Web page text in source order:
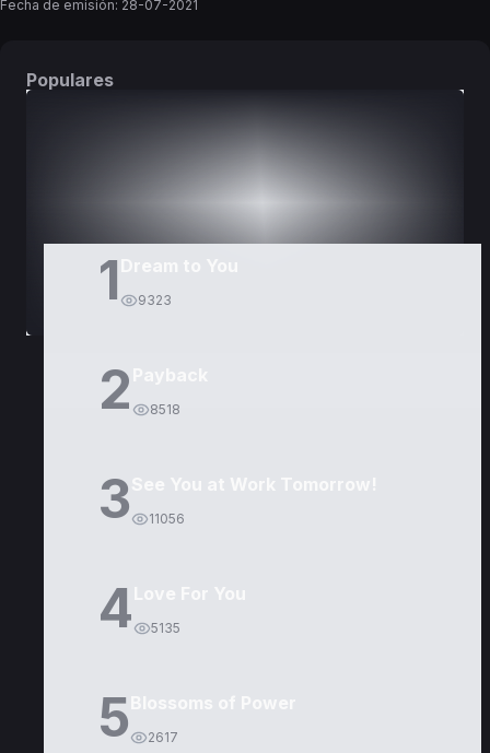
Fecha de emisión: 28-07-2021
Populares
1 9323
2 8518
3 11056
4 5135
5 2617